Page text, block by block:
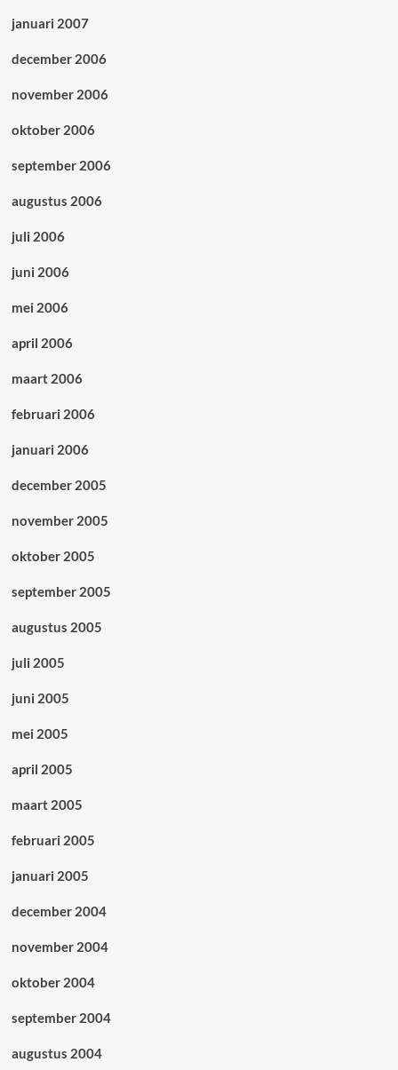
januari 2007
december 2006
november 2006
oktober 2006
september 2006
augustus 2006
juli 2006
juni 2006
mei 2006
april 2006
maart 2006
februari 2006
januari 2006
december 2005
november 2005
oktober 2005
september 2005
augustus 2005
juli 2005
juni 2005
mei 2005
april 2005
maart 2005
februari 2005
januari 2005
december 2004
november 2004
oktober 2004
september 2004
augustus 2004